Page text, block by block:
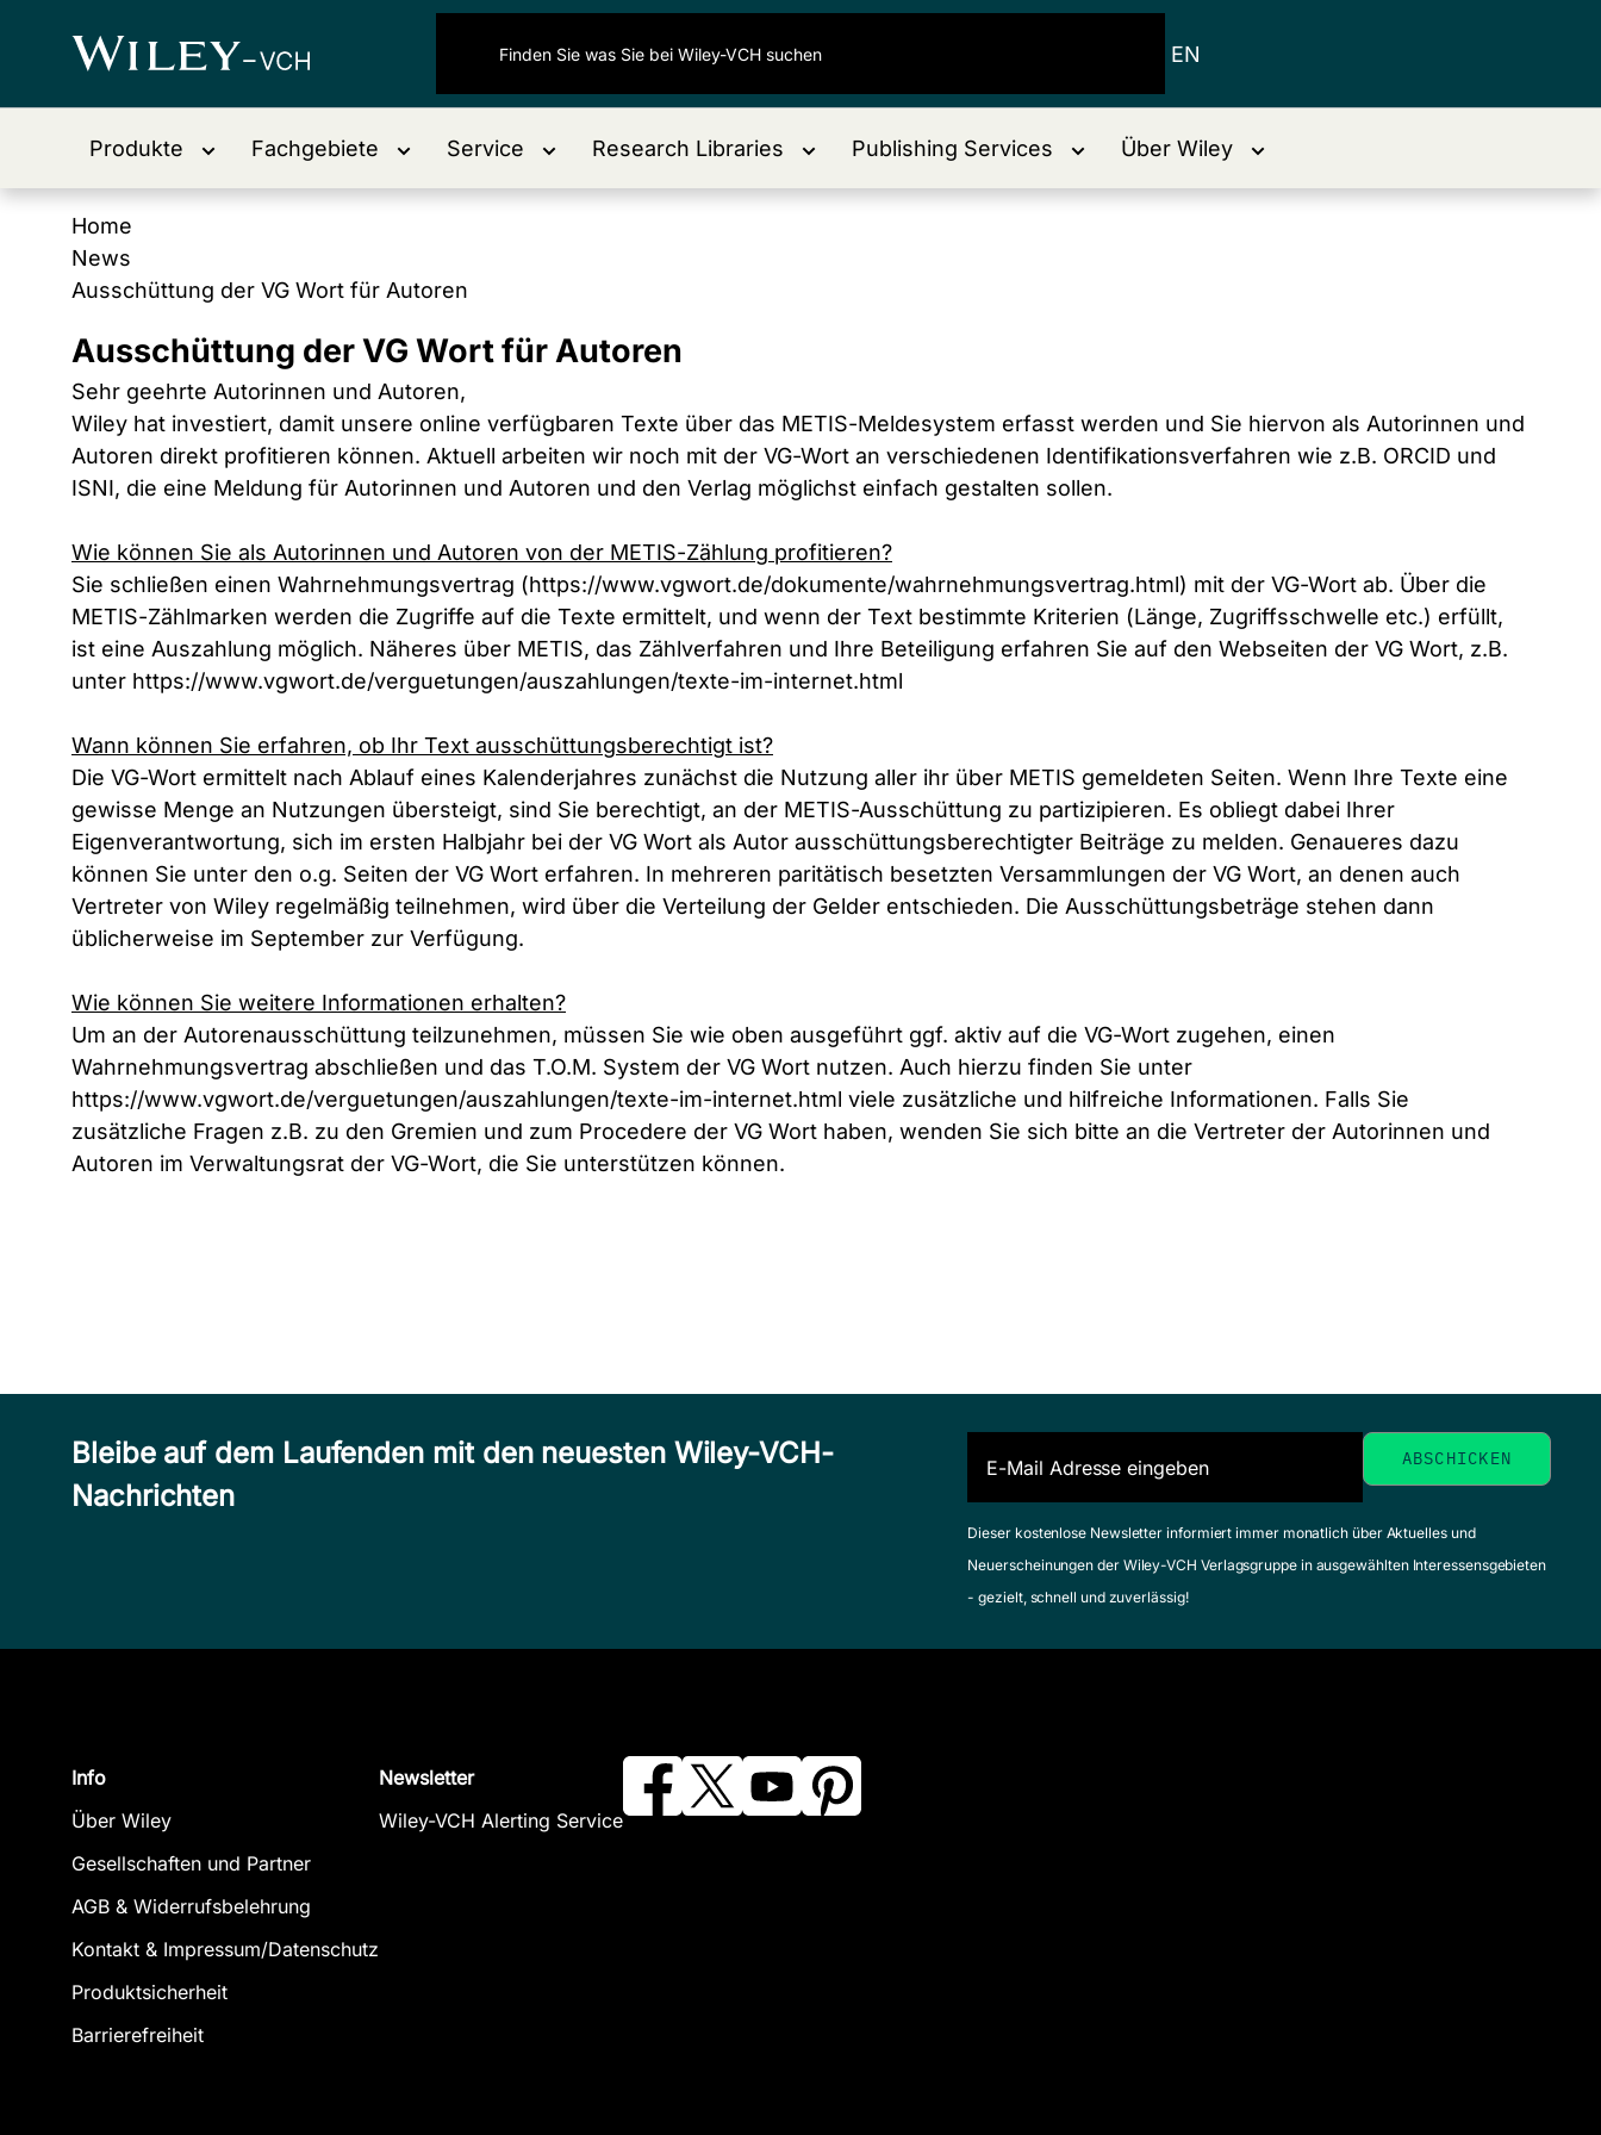
EN
Produkte Fachgebiete Service Research Libraries Publishing Services Über Wiley
Home
News
Ausschüttung der VG Wort für Autoren
Ausschüttung der VG Wort für Autoren
Sehr geehrte Autorinnen und Autoren,
Wiley hat investiert, damit unsere online verfügbaren Texte über das METIS-Meldesystem erfasst werden und Sie hiervon als Autorinnen und
Autoren direkt profitieren können. Aktuell arbeiten wir noch mit der VG-Wort an verschiedenen Identifikationsverfahren wie z.B. ORCID und
ISNI, die eine Meldung für Autorinnen und Autoren und den Verlag möglichst einfach gestalten sollen.
Wie können Sie als Autorinnen und Autoren von der METIS-Zählung profitieren?
Sie schließen einen Wahrnehmungsvertrag (https://www.vgwort.de/dokumente/wahrnehmungsvertrag.html) mit der VG-Wort ab. Über die
METIS-Zählmarken werden die Zugriffe auf die Texte ermittelt, und wenn der Text bestimmte Kriterien (Länge, Zugriffsschwelle etc.) erfüllt,
ist eine Auszahlung möglich. Näheres über METIS, das Zählverfahren und Ihre Beteiligung erfahren Sie auf den Webseiten der VG Wort, z.B.
unter https://www.vgwort.de/verguetungen/auszahlungen/texte-im-internet.html
Wann können Sie erfahren, ob Ihr Text ausschüttungsberechtigt ist?
Die VG-Wort ermittelt nach Ablauf eines Kalenderjahres zunächst die Nutzung aller ihr über METIS gemeldeten Seiten. Wenn Ihre Texte eine
gewisse Menge an Nutzungen übersteigt, sind Sie berechtigt, an der METIS-Ausschüttung zu partizipieren. Es obliegt dabei Ihrer
Eigenverantwortung, sich im ersten Halbjahr bei der VG Wort als Autor ausschüttungsberechtigter Beiträge zu melden. Genaueres dazu
können Sie unter den o.g. Seiten der VG Wort erfahren. In mehreren paritätisch besetzten Versammlungen der VG Wort, an denen auch
Vertreter von Wiley regelmäßig teilnehmen, wird über die Verteilung der Gelder entschieden. Die Ausschüttungsbeträge stehen dann
üblicherweise im September zur Verfügung.
Wie können Sie weitere Informationen erhalten?
Um an der Autorenausschüttung teilzunehmen, müssen Sie wie oben ausgeführt ggf. aktiv auf die VG-Wort zugehen, einen
Wahrnehmungsvertrag abschließen und das T.O.M. System der VG Wort nutzen. Auch hierzu finden Sie unter
https://www.vgwort.de/verguetungen/auszahlungen/texte-im-internet.html viele zusätzliche und hilfreiche Informationen. Falls Sie
zusätzliche Fragen z.B. zu den Gremien und zum Procedere der VG Wort haben, wenden Sie sich bitte an die Vertreter der Autorinnen und
Autoren im Verwaltungsrat der VG-Wort, die Sie unterstützen können.
Bleibe auf dem Laufenden mit den neuesten Wiley-VCH-
Nachrichten
Dieser kostenlose Newsletter informiert immer monatlich über Aktuelles und
Neuerscheinungen der Wiley-VCH Verlagsgruppe in ausgewählten Interessensgebieten
- gezielt, schnell und zuverlässig!
Info
Über Wiley
Gesellschaften und Partner
AGB & Widerrufsbelehrung
Kontakt & Impressum/Datenschutz
Produktsicherheit
Barrierefreiheit
Newsletter
Wiley-VCH Alerting Service